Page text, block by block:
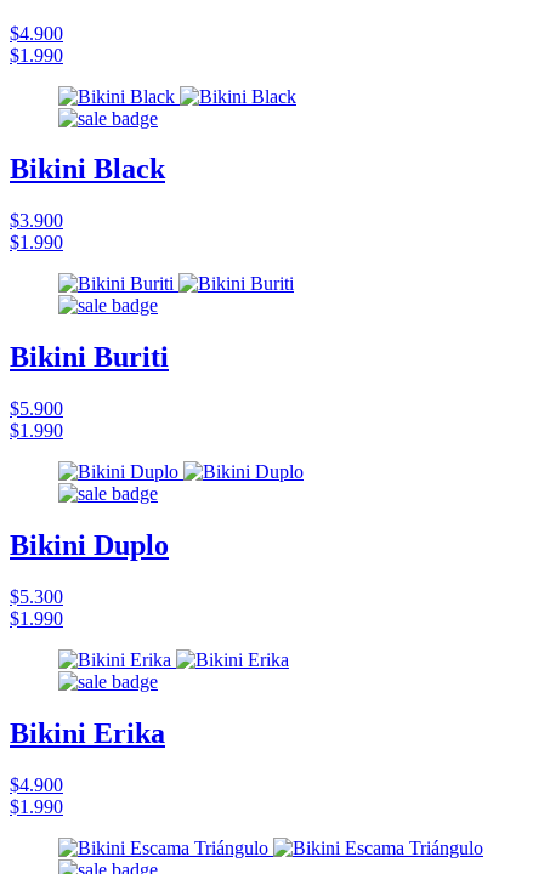
$4.900
$1.990
Bikini Black
$3.900
$1.990
Bikini Buriti
$5.900
$1.990
Bikini Duplo
$5.300
$1.990
Bikini Erika
$4.900
$1.990